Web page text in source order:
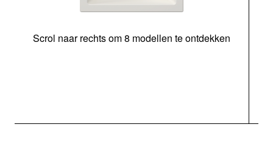
Scrol naar rechts om 8 modellen te ontdekken